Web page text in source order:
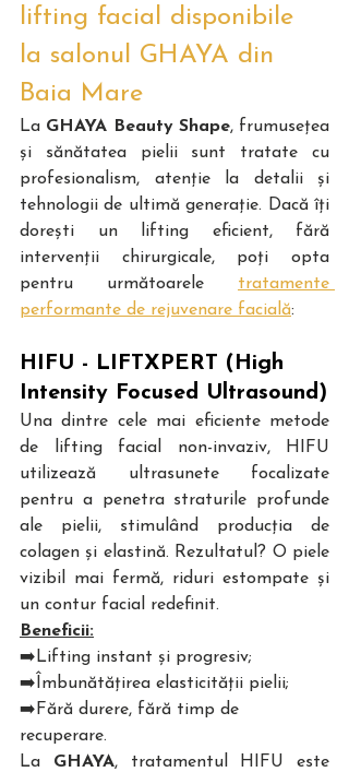
lifting facial disponibile
la salonul GHAYA din
Baia Mare
La GHAYA Beauty Shape, frumusețea
și sănătatea pielii sunt tratate cu
profesionalism, atenție la detalii și
tehnologii de ultimă generație. Dacă îți
dorești un lifting eficient, fără
intervenții chirurgicale, poți opta
pentru următoarele tratamente
performante de rejuvenare facială:
HIFU - LIFTXPERT (High
Intensity Focused Ultrasound)
Una dintre cele mai eficiente metode
de lifting facial non-invaziv, HIFU
utilizează ultrasunete focalizate
pentru a penetra straturile profunde
ale pielii, stimulând producția de
colagen și elastină. Rezultatul? O piele
vizibil mai fermă, riduri estompate și
un contur facial redefinit.
Beneficii:
➡️Lifting instant și progresiv;
➡️Îmbunătățirea elasticității pielii;
➡️Fără durere, fără timp de
recuperare.
La GHAYA, tratamentul HIFU este